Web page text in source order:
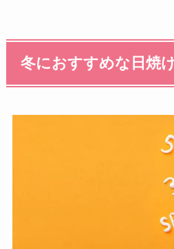
冬におすすめな日焼